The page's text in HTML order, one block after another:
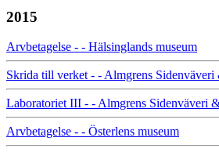
2015
Arvbetagelse - - Hälsinglands museum
Skrida till verket - - Almgrens Sidenväveri
Laboratoriet III - - Almgrens Sidenväveri
Arvbetagelse - - Österlens museum